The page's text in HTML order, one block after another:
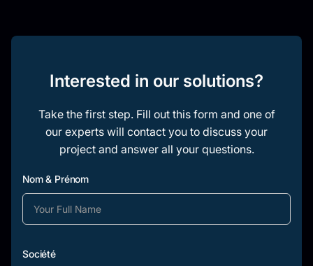
Interested in our solutions?
Take the first step. Fill out this form and one of
our experts will contact you to discuss your
project and answer all your questions.
Nom & Prénom
Société